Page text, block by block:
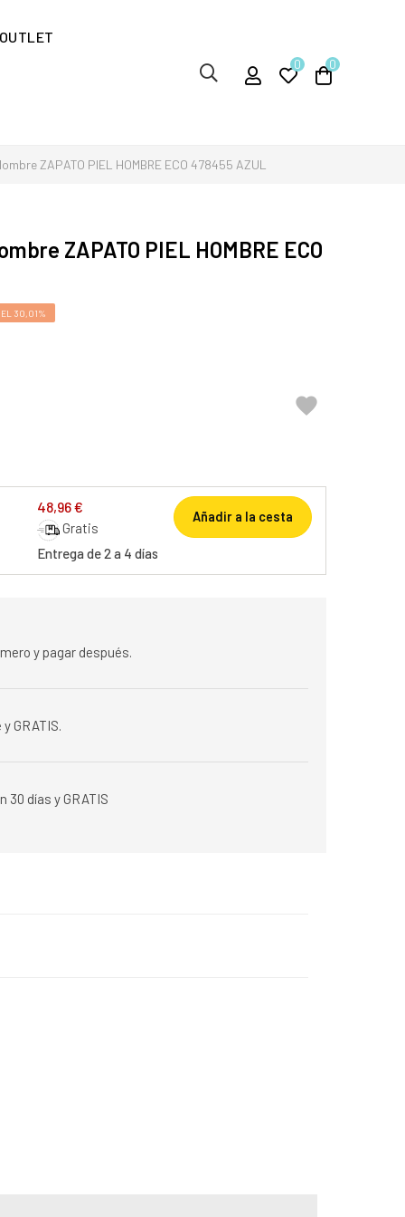
OUTLET
0 0
ZAPATO PIEL HOMBRE ECO 478455 AZUL
ZAPATO PIEL HOMBRE ECO
30,01%

48,96 €
Gratis
Entrega de 2 a 4 días
Añadir a la cesta
y pagar después.
GRATIS.
30 días y GRATIS